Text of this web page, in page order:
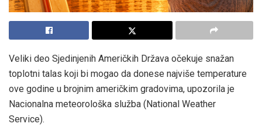
Veliki deo Sjedinjenih Američkih Država očekuje snažan
toplotni talas koji bi mogao da donese najviše temperature
ove godine u brojnim američkim gradovima, upozorila je
Nacionalna meteorološka služba (National Weather
Service).